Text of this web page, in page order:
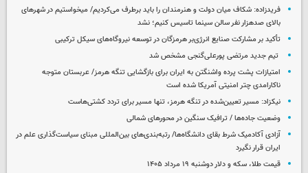
فریدزاده: شکاف میان دولت و هنرمندان را باید برطرف می‌کردیم/ میخواستیم در شهرهای
بالای صدهزار نفر سالن سینما تاسیس کنیم؛ نشد
تأکید بر مشارکت صنایع انرژی‌بر هرمزگان در توسعه نیروگاه‌های سیکل ترکیبی
تیم جدید مرتضی پورعلی‌گنجی مشخص شد
امتیازات پشت پرده واشنگتن به ایران برای بازگشایی تنگه هرمز/ عربستان متوجه
ناکارامدی چتر امنیتی آمریکا شده است
نیکزاد: مسیر تعیین‌شده در تنگه هرمز، تنها مسیر برای تردد کشتی‌هاست
وضعیت جاده‌ها / ترافیک سنگین در محورهای شمالی
آزادی آکادمیک شرط بقای دانشگاه‌ها/ رتبه‌بندی‌های بین‌المللی مبنای سیاست‌گذاری علم در
ایران قرار نگیرد
قیمت طلا، سکه و دلار دوشنبه ۱۹ مرداد ۱۴۰۵